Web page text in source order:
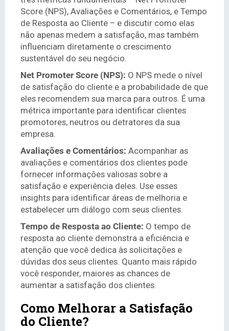
Score (NPS), Avaliações e Comentários, e Tempo
de Resposta ao Cliente – e discutir como elas
não apenas medem a satisfação, mas também
influenciam diretamente o crescimento
sustentável do seu negócio.
Net Promoter Score (NPS): O NPS mede o nível
de satisfação do cliente e a probabilidade de que
eles recomendem sua marca para outros. É uma
métrica importante para identificar clientes
promotores, neutros ou detratores da sua
empresa.
Avaliações e Comentários: Acompanhar as
avaliações e comentários dos clientes pode
fornecer informações valiosas sobre a
satisfação e experiência deles. Use esses
insights para identificar áreas de melhoria e
estabelecer um diálogo com seus clientes.
Tempo de Resposta ao Cliente: O tempo de
resposta ao cliente demonstra a eficiência e
atenção que você dedica às solicitações e
dúvidas dos seus clientes. Quanto mais rápido
você responder, maiores as chances de
aumentar a satisfação dos clientes.
Como Melhorar a Satisfação
do Cliente?